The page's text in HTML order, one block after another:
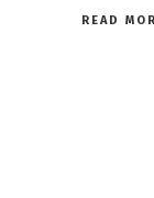
READ